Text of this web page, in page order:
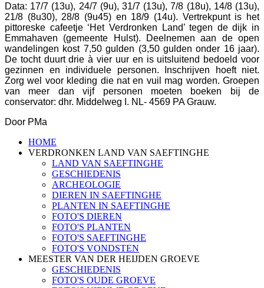
Data: 17/7 (13u), 24/7 (9u), 31/7 (13u), 7/8 (18u), 14/8 (13u),
21/8 (8u30), 28/8 (9u45) en 18/9 (14u). Vertrekpunt is het
pittoreske cafeetje ‘Het Verdronken Land’ tegen de dijk in
Emmahaven (gemeente Hulst). Deelnemen aan de open
wandelingen kost 7,50 gulden (3,50 gulden onder 16 jaar).
De tocht duurt drie à vier uur en is uitsluitend bedoeld voor
gezinnen en individuele personen. Inschrijven hoeft niet.
Zorg wel voor kleding die nat en vuil mag worden. Groepen
van meer dan vijf personen moeten boeken bij de
conservator: dhr. Middelweg I. NL- 4569 PA Grauw.
Door PMa
HOME
VERDRONKEN LAND VAN SAEFTINGHE
LAND VAN SAEFTINGHE
GESCHIEDENIS
ARCHEOLOGIE
DIEREN IN SAEFTINGHE
PLANTEN IN SAEFTINGHE
FOTO'S DIEREN
FOTO'S PLANTEN
FOTO'S SAEFTINGHE
FOTO'S VONDSTEN
MEESTER VAN DER HEIJDEN GROEVE
GESCHIEDENIS
FOTO'S OUDE GROEVE